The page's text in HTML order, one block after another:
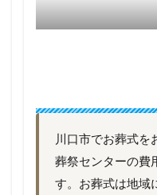
川口市でお葬式を
葬祭センターの費
す。お葬式は地域